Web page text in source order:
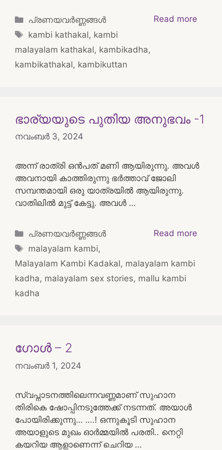
Read more
Categories
പ്രണയവർണ്ണങ്ങൾ
Tags
kambi kathakal, kambi
malayalam kathakal, kambikadha,
kambikathakal, kambikuttan
ഭാര്യയുടെ പുതിയ അനുഭവം -1
നവംബർ 3, 2024
അന്ന് രാത്രി ഒൻപത് മണി ആയിരുന്നു. അവൾ
അവനായി കാത്തിരുന്നു ഭർത്താവ് ജോലി
സമ്പന്തമായി ഒരു യാത്രയിൽ ആയിരുന്നു.
വാതിലിൽ മുട്ട് കേട്ടു. അവൾ …
Read more
Categories
പ്രണയവർണ്ണങ്ങൾ
Tags
malayalam kambi,
Malayalam Kambi Kadakal, malayalam kambi
kadha, malayalam sex stories, mallu kambi
kadha
ഗോൾ – 2
നവംബർ 1, 2024
സ്വപ്നാടനത്തിലെന്നവണ്ണമാണ് സുഹാന
തിരികെ ഷോപ്പിനടുത്തേക്ക് നടന്നത്. അയാൾ
പോയിരിക്കുന്നു… ….! ഒന്നുകൂടി സുഹാന
അയാളുടെ മുഖം ഓർമ്മയിൽ പരതി.. നെറ്റി
കയറിയ ആളാണെന്ന് ചെറിയ …